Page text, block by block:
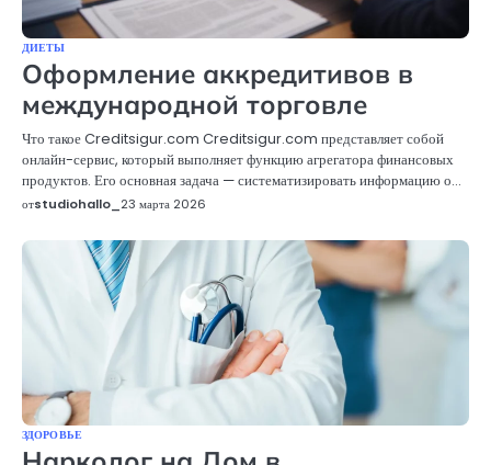
ДИЕТЫ
Оформление аккредитивов в
международной торговле
Что такое Creditsigur.com Creditsigur.com представляет собой
онлайн-сервис, который выполняет функцию агрегатора финансовых
продуктов. Его основная задача — систематизировать информацию о…
отstudiohallo_ 23 марта 2026
ЗДОРОВЬЕ